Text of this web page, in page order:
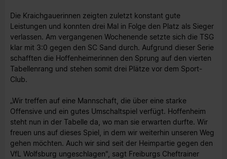
Die Kraichgauerinnen zeigten zuletzt konstant gute
Leistungen und konnten drei Mal in Folge den Platz als Sieger
verlassen. Am vergangenen Wochenende setzte sich die TSG
klar mit 3:0 gegen den SC Sand durch. Aufgrund dieser Serie
schafften die Hoffenheimerinnen den Sprung auf den vierten
Tabellenrang und stehen somit drei Plätze vor dem Sport-
Club.
„Wir treffen auf eine Mannschaft, die über eine starke
Offensive und ein gutes Umschaltspiel verfügt. Hoffenheim
steht nun in der Tabelle da, wo man sie erwarten durfte. Wir
freuen uns auf dieses Spiel, in dem wir weiterhin unseren Weg
gehen möchten. Auch wir sind seit der Heimpartie gegen den
VfL Wolfsburg ungeschlagen", sagt Freiburgs Cheftrainer